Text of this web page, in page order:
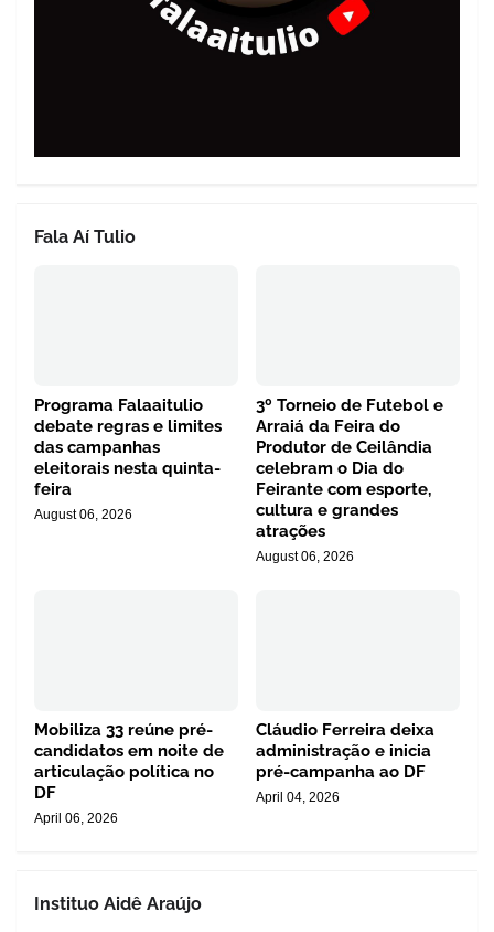
Fala Aí Tulio
Programa Falaaitulio
debate regras e limites
das campanhas
eleitorais nesta quinta-
feira
August 06, 2026
3º Torneio de Futebol e
Arraiá da Feira do
Produtor de Ceilândia
celebram o Dia do
Feirante com esporte,
cultura e grandes
atrações
August 06, 2026
Mobiliza 33 reúne pré-
candidatos em noite de
articulação política no
DF
April 06, 2026
Cláudio Ferreira deixa
administração e inicia
pré-campanha ao DF
April 04, 2026
Instituo Aidê Araújo